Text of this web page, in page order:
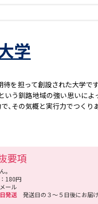
学
を担って創設された大学で
いう釧路地域の強い思いに
､その気概と実行力でつく
要項
。
180円
ール
発送 発送日の３～５日後にお届け